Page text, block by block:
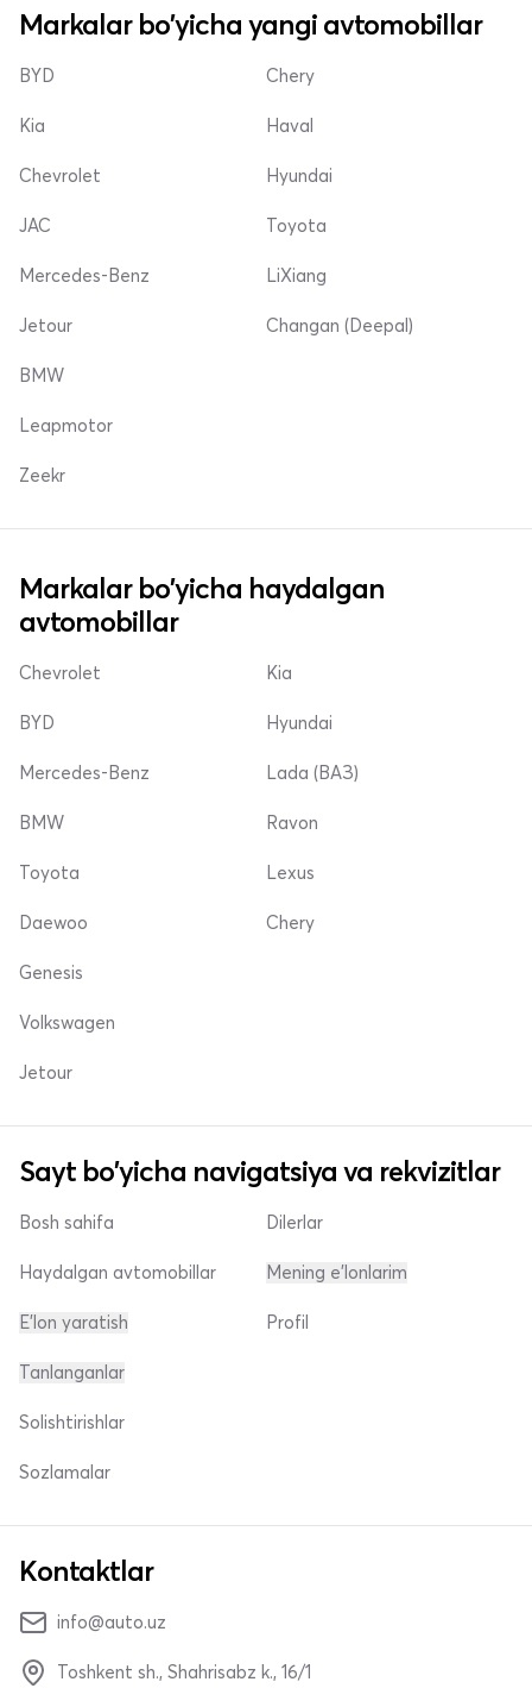
Markalar bo'yicha yangi avtomobillar
BYD
Kia
Chevrolet
Chery
Haval
Hyundai
JAC
Mercedes-Benz
Jetour
Toyota
LiXiang
Changan (Deepal)
BMW
Leapmotor
Zeekr
Markalar bo'yicha haydalgan
avtomobillar
Chevrolet
BYD
Mercedes-Benz
Kia
Hyundai
Lada (ВАЗ)
BMW
Toyota
Daewoo
Ravon
Lexus
Chery
Genesis
Volkswagen
Jetour
Sayt bo'yicha navigatsiya va rekvizitlar
Bosh sahifa
Haydalgan avtomobillar
E'lon yaratish
Dilerlar
Mening e'lonlarim
Profil
Tanlanganlar
Solishtirishlar
Sozlamalar
Kontaktlar
info@auto.uz
Toshkent sh., Shahrisabz k., 16/1